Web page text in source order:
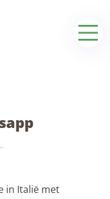
in Italië met